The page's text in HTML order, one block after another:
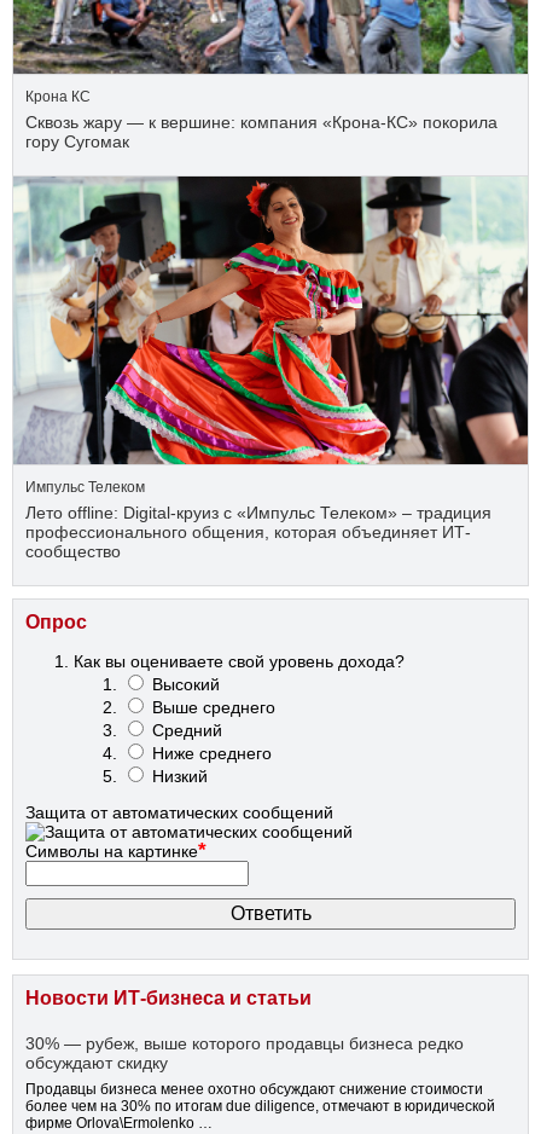
Крона КС
Сквозь жару — к вершине: компания «Крона‑КС» покорила
гору Сугомак
Импульс Телеком
Лето offline: Digital-круиз с «Импульс Телеком» – традиция
профессионального общения, которая объединяет ИТ-
сообщество
Опрос
Как вы оцениваете свой уровень дохода?
Высокий
Выше среднего
Средний
Ниже среднего
Низкий
Защита от автоматических сообщений
Символы на картинке*
Новости ИТ-бизнеса и статьи
30% — рубеж, выше которого продавцы бизнеса редко
обсуждают скидку
Продавцы бизнеса менее охотно обсуждают снижение стоимости
более чем на 30% по итогам due diligence, отмечают в юридической
фирме Orlova\Ermolenko …